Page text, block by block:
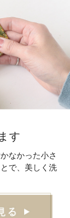
す
なかった小さ
で、美しく洗